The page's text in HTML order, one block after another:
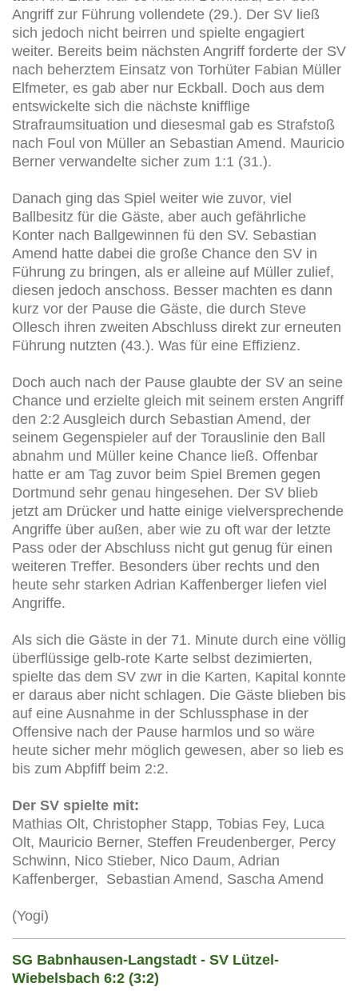
Angriff zur Führung vollendete (29.). Der SV ließ
sich jedoch nicht beirren und spielte engagiert
weiter. Bereits beim nächsten Angriff forderte der SV
nach beherztem Einsatz von Torhüter Fabian Müller
Elfmeter, es gab aber nur Eckball. Doch aus dem
entswickelte sich die nächste knifflige
Strafraumsituation und diesesmal gab es Strafstoß
nach Foul von Müller an Sebastian Amend. Mauricio
Berner verwandelte sicher zum 1:1 (31.).
Danach ging das Spiel weiter wie zuvor, viel
Ballbesitz für die Gäste, aber auch gefährliche
Konter nach Ballgewinnen fü den SV. Sebastian
Amend hatte dabei die große Chance den SV in
Führung zu bringen, als er alleine auf Müller zulief,
diesen jedoch anschoss. Besser machten es dann
kurz vor der Pause die Gäste, die durch Steve
Ollesch ihren zweiten Abschluss direkt zur erneuten
Führung nutzten (43.). Was für eine Effizienz.
Doch auch nach der Pause glaubte der SV an seine
Chance und erzielte gleich mit seinem ersten Angriff
den 2:2 Ausgleich durch Sebastian Amend, der
seinem Gegenspieler auf der Torauslinie den Ball
abnahm und Müller keine Chance ließ. Offenbar
hatte er am Tag zuvor beim Spiel Bremen gegen
Dortmund sehr genau hingesehen. Der SV blieb
jetzt am Drücker und hatte einige vielversprechende
Angriffe über außen, aber wie zu oft war der letzte
Pass oder der Abschluss nicht gut genug für einen
weiteren Treffer. Besonders über rechts und den
heute sehr starken Adrian Kaffenberger liefen viel
Angriffe.
Als sich die Gäste in der 71. Minute durch eine völlig
überflüssige gelb-rote Karte selbst dezimierten,
spielte das dem SV zwr in die Karten, Kapital konnte
er daraus aber nicht schlagen. Die Gäste blieben bis
auf eine Ausnahme in der Schlussphase in der
Offensive nach der Pause harmlos und so wäre
heute sicher mehr möglich gewesen, aber so lieb es
bis zum Abpfiff beim 2:2.
Der SV spielte mit:
Mathias Olt, Christopher Stapp, Tobias Fey, Luca
Olt, Mauricio Berner, Steffen Freudenberger, Percy
Schwinn, Nico Stieber, Nico Daum, Adrian
Kaffenberger, Sebastian Amend, Sascha Amend
(Yogi)
SG Babnhausen-Langstadt - SV Lützel-
Wiebelsbach 6:2 (3:2)